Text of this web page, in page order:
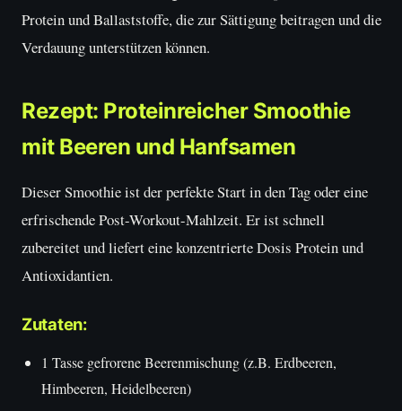
Protein und Ballaststoffe, die zur Sättigung beitragen und die
Verdauung unterstützen können.
Rezept: Proteinreicher Smoothie
mit Beeren und Hanfsamen
Dieser Smoothie ist der perfekte Start in den Tag oder eine
erfrischende Post-Workout-Mahlzeit. Er ist schnell
zubereitet und liefert eine konzentrierte Dosis Protein und
Antioxidantien.
Zutaten:
1 Tasse gefrorene Beerenmischung (z.B. Erdbeeren,
Himbeeren, Heidelbeeren)